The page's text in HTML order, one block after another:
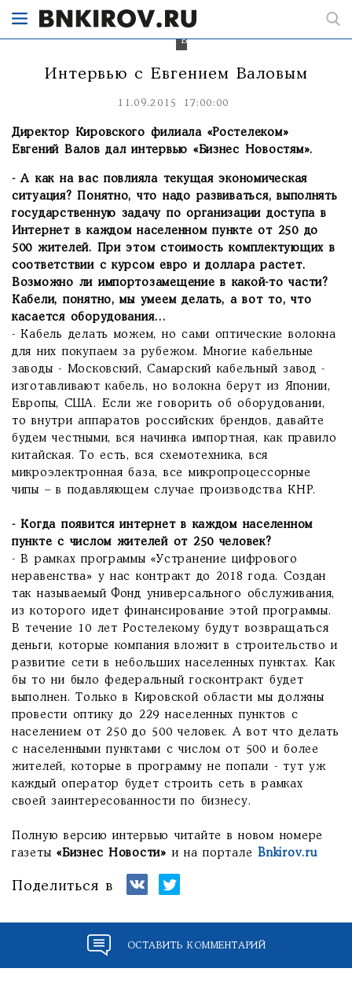
Евгений
Валов.
Интервью с Евгением Валовым
11.09.2015 17:00:00
Директор Кировского филиала «Ростелеком»
Евгений Валов дал интервью «Бизнес Новостям».
- А как на вас повлияла текущая экономическая
ситуация? Понятно, что надо развиваться, выполнять
государственную задачу по организации доступа в
Интернет в каждом населенном пункте от 250 до
500 жителей. При этом стоимость комплектующих в
соответствии с курсом евро и доллара растет.
Возможно ли импортозамещение в какой-то части?
Кабели, понятно, мы умеем делать, а вот то, что
касается оборудования…
- Кабель делать можем, но сами оптические волокна
для них покупаем за рубежом. Многие кабельные
заводы - Московский, Самарский кабельный завод -
изготавливают кабель, но волокна берут из Японии,
Европы, США. Если же говорить об оборудовании,
то внутри аппаратов российских брендов, давайте
будем честными, вся начинка импортная, как правило
китайская. То есть, вся схемотехника, вся
микроэлектронная база, все микропроцессорные
чипы – в подавляющем случае производства КНР.
- Когда появится интернет в каждом населенном
пункте с числом жителей от 250 человек?
- В рамках программы «Устранение цифрового
неравенства» у нас контракт до 2018 года. Создан
так называемый Фонд универсального обслуживания,
из которого идет финансирование этой программы.
В течение 10 лет Ростелекому будут возвращаться
деньги, которые компания вложит в строительство и
развитие сети в небольших населенных пунктах. Как
бы то ни было федеральный госконтракт будет
выполнен. Только в Кировской области мы должны
провести оптику до 229 населенных пунктов с
населением от 250 до 500 человек. А вот что делать
с населенными пунктами с числом от 500 и более
жителей, которые в программу не попали - тут уж
каждый оператор будет строить сеть в рамках
своей заинтересованности по бизнесу.
Полную версию интервью читайте в новом номере
газеты«Бизнес Новости» и на портале Bnkirov.ru
Поделиться в
ОСТАВИТЬ КОММЕНТАРИЙ